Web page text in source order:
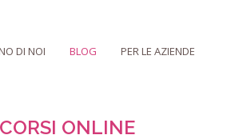
DI NOI BLOG PER LE AZIENDE
ONLINE